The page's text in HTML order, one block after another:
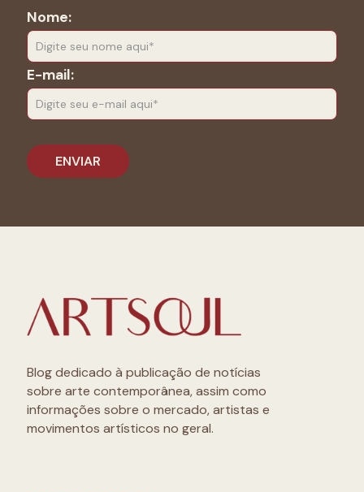
Nome:
E-mail:
Blog dedicado à publicação de notícias
sobre arte contemporânea, assim como
informações sobre o mercado, artistas e
movimentos artísticos no geral.